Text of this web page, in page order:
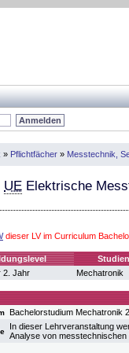
» Pflichtfächer » Messtechnik,
UE Elektrische
dieser LV im Curriculum
2. Jahr Mechatronik
Bachelorstudium Mechatronik
In dieser Lehrveranstaltung
Analyse von messtechnischen